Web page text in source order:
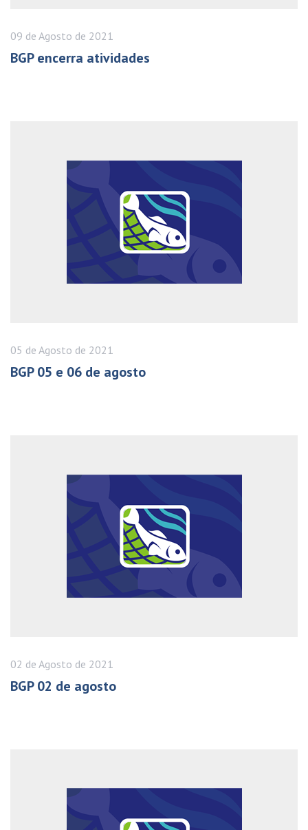
09 de Agosto de 2021
BGP encerra atividades
05 de Agosto de 2021
BGP 05 e 06 de agosto
02 de Agosto de 2021
BGP 02 de agosto